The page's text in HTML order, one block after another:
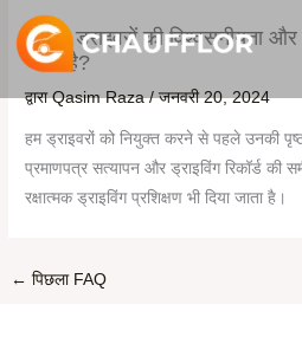
सामग्री
आपके ड्राइवरों की विश्वसनीयता और
जाती है?
द्वाराQasim Raza/जनवरी 20, 2024
हम ड्राइवरों को नियुक्त करने से पहले उनकी
प्रमाणपत्र सत्यापन और ड्राइविंग रिकॉर्ड की
रक्षात्मक ड्राइविंग प्रशिक्षण भी दिया जाता है।
← पिछला FAQ